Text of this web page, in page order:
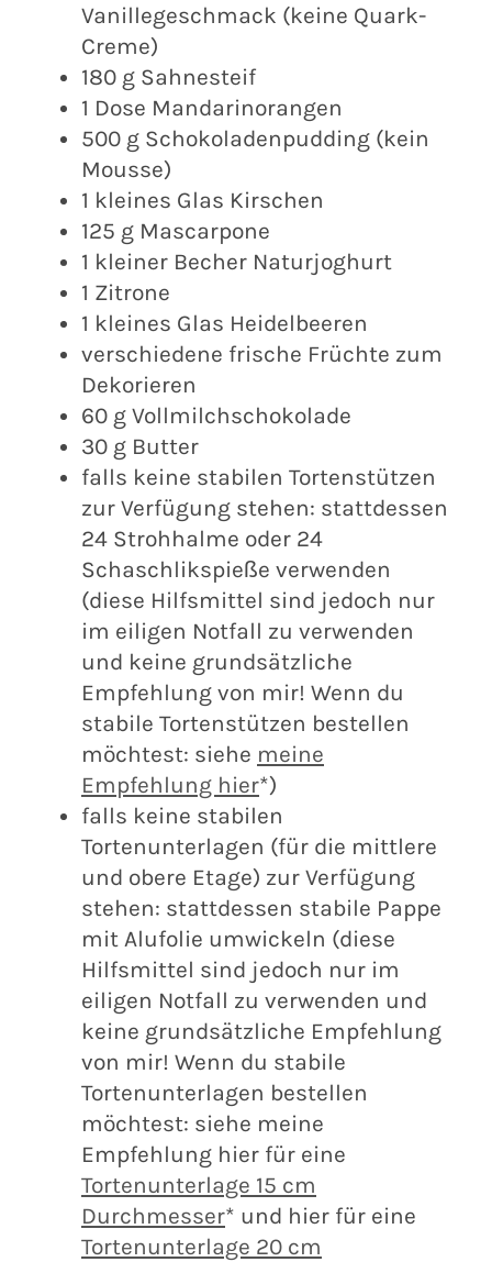
Vanillegeschmack (keine Quark-
Creme)
180 g Sahnesteif
1 Dose Mandarinorangen
500 g Schokoladenpudding (kein
Mousse)
1 kleines Glas Kirschen
125 g Mascarpone
1 kleiner Becher Naturjoghurt
1 Zitrone
1 kleines Glas Heidelbeeren
verschiedene frische Früchte zum
Dekorieren
60 g Vollmilchschokolade
30 g Butter
falls keine stabilen Tortenstützen
zur Verfügung stehen: stattdessen
24 Strohhalme oder 24
Schaschlikspieße verwenden
(diese Hilfsmittel sind jedoch nur
im eiligen Notfall zu verwenden
und keine grundsätzliche
Empfehlung von mir! Wenn du
stabile Tortenstützen bestellen
möchtest: siehe meine
Empfehlung hier*)
falls keine stabilen
Tortenunterlagen (für die mittlere
und obere Etage) zur Verfügung
stehen: stattdessen stabile Pappe
mit Alufolie umwickeln (diese
Hilfsmittel sind jedoch nur im
eiligen Notfall zu verwenden und
keine grundsätzliche Empfehlung
von mir! Wenn du stabile
Tortenunterlagen bestellen
möchtest: siehe meine
Empfehlung hier für eine
Tortenunterlage 15 cm
Durchmesser* und hier für eine
Tortenunterlage 20 cm